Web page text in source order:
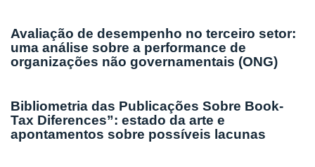
Avaliação de desempenho no terceiro setor:
uma análise sobre a performance de
organizações não governamentais (ONG)
Bibliometria das Publicações Sobre Book-
Tax Diferences”: estado da arte e
apontamentos sobre possíveis lacunas